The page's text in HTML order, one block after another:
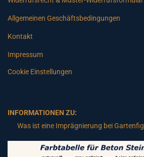
Allgemeinen Geschäftsbedingungen
Kontakt
Impressum
Cookie Einstellungen
INFORMATIONEN ZU:
Was ist eine Imprägnierung bei